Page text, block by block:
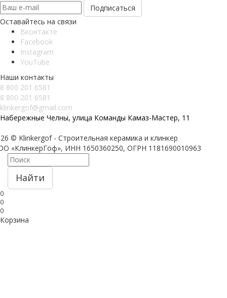
Оставайтесь на связи
Вконтакте
Facebook
Instagram
YouTube
Наши контакты
8 800 201 6581
8 800 201 6581
klinkergof@gmail.com
Набережные Челны, улица Команды Камаз-Мастер, 11
© Klinkergof - Строительная керамика и клинкер
«КлинкерГоф», ИНН 1650360250, ОГРН 1181690010963
Найти
0
0
0
Корзина